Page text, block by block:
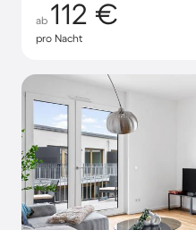
ab 112 €
pro Nacht